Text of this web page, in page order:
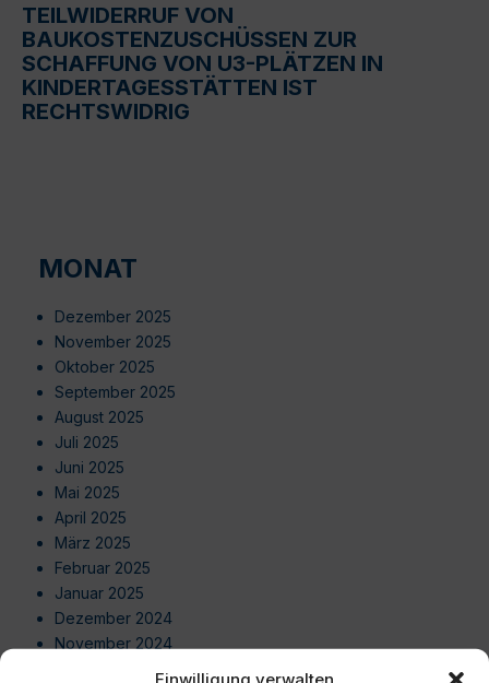
TEILWIDERRUF VON
BAUKOSTENZUSCHÜSSEN ZUR
SCHAFFUNG VON U3-PLÄTZEN IN
KINDERTAGESSTÄTTEN IST
RECHTSWIDRIG
MONAT
Dezember 2025
November 2025
Oktober 2025
September 2025
August 2025
Juli 2025
Juni 2025
Mai 2025
April 2025
März 2025
Februar 2025
Januar 2025
Dezember 2024
November 2024